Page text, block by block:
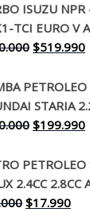
original
era:
$130.000.
ISUZU
TCI EURO V
El
original
era:
$650.000.
$519.990El
STARIA
El
original
era:
$260.000.
$199.990El
2.4CC 2.8CC
El
$17.990El